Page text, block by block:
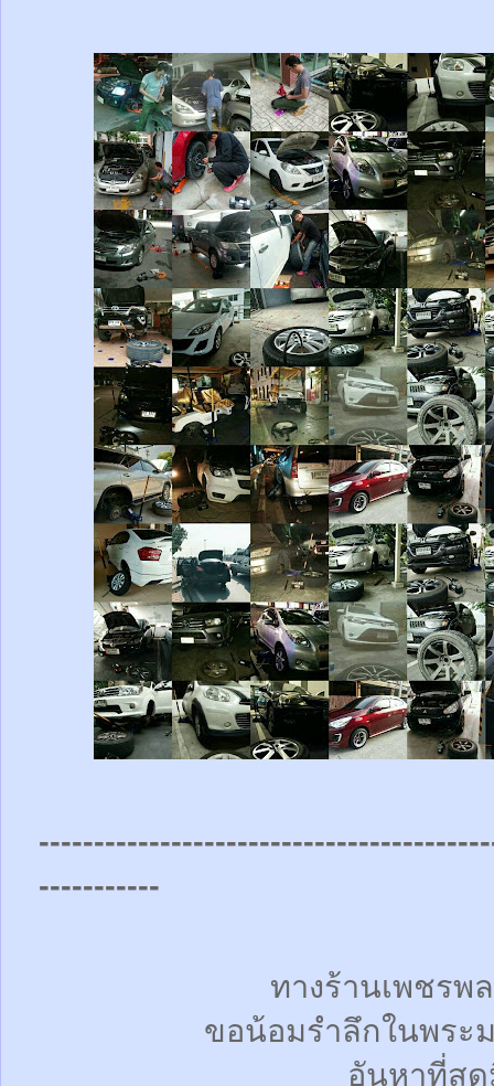
-----------
ทางร้านเพชรพ
ขอน้อมรำลึกในพร
อันหาที่สุ